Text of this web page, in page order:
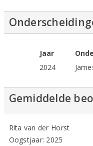
Jaar
2024
Gemiddelde
Rita van der Horst
Oogstjaar: 2025